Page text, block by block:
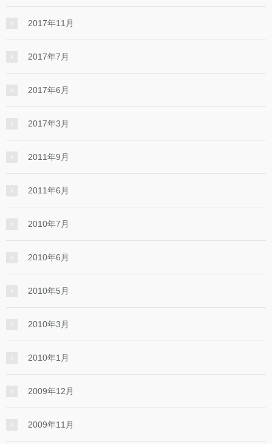
2017年11月
2017年7月
2017年6月
2017年3月
2011年9月
2011年6月
2010年7月
2010年6月
2010年5月
2010年3月
2010年1月
2009年12月
2009年11月